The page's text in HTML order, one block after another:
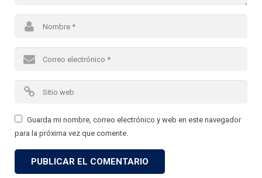
Guarda mi nombre, correo electrónico y web en este navegador
para la próxima vez que comente.